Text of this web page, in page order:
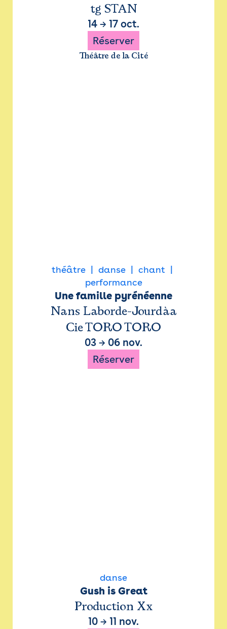
tg STAN
14 → 17 oct.
Réserver
Théâtre de la Cité
théâtre danse
chant
performance
Une famille pyrénéenne
Nans Laborde-Jourdàa
Cie TORO TORO
03 → 06 nov.
Réserver
danse
Gush is Great
Production Xx
10 → 11 nov.